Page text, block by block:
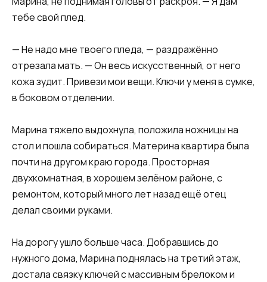
тебе свой плед.
— Не надо мне твоего пледа, — раздражённо
отрезала мать. — Он весь искусственный, от него
кожа зудит. Привези мои вещи. Ключи у меня в сумке,
в боковом отделении.
Марина тяжело выдохнула, положила ножницы на
стол и пошла собираться. Материна квартира была
почти на другом краю города. Просторная
двухкомнатная, в хорошем зелёном районе, с
ремонтом, который много лет назад ещё отец
делал своими руками.
На дорогу ушло больше часа. Добравшись до
нужного дома, Марина поднялась на третий этаж,
достала связку ключей с массивным брелоком и